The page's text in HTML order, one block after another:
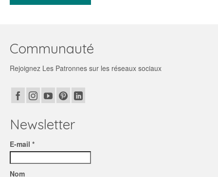
Communauté
Rejoignez Les Patronnes sur les réseaux sociaux
Newsletter
E-mail *
Nom